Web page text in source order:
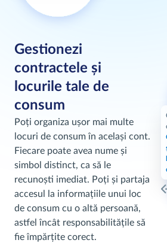
Gestionezi
contractele și
locurile tale de
consum
Poți organiza ușor mai multe
locuri de consum în același cont.
Fiecare poate avea nume și
simbol distinct, ca să le
recunoști imediat. Poți și partaja
accesul la informațiile unui loc
de consum cu o altă persoană,
astfel încât responsabilitățile să
fie împărțite corect.